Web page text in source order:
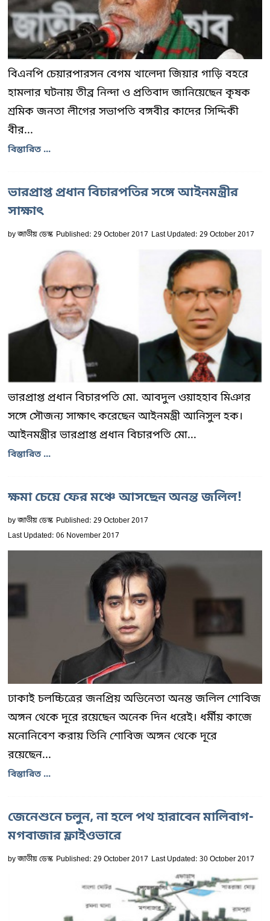
বিএনপি চেয়ারপারসন বেগম খালেদা জিয়ার গাড়ি বহরে
হামলার ঘটনায় তীব্র নিন্দা ও প্রতিবাদ জানিয়েছেন কৃষক
শ্রমিক জনতা লীগের সভাপতি বঙ্গবীর কাদের সিদ্দিকী
বীর...
বিস্তারিত ...
ভারপ্রাপ্ত প্রধান বিচারপতির সঙ্গে আইনমন্ত্রীর
সাক্ষাৎ
byজাতীয় ডেস্ক Published: 29 October 2017 Last Updated: 29 October 2017
ভারপ্রাপ্ত প্রধান বিচারপতি মো. আবদুল ওয়াহহাব মিঞার
সঙ্গে সৌজন্য সাক্ষাৎ করেছেন আইনমন্ত্রী আনিসুল হক।
আইনমন্ত্রীর ভারপ্রাপ্ত প্রধান বিচারপতি মো...
বিস্তারিত ...
ক্ষমা চেয়ে ফের মঞ্চে আসছেন অনন্ত জলিল!
byজাতীয় ডেস্ক Published: 29 October 2017
Last Updated: 06 November 2017
ঢাকাই চলচ্চিত্রের জনপ্রিয় অভিনেতা অনন্ত জলিল শোবিজ
অঙ্গন থেকে দূরে রয়েছেন অনেক দিন ধরেই। ধর্মীয় কাজে
মনোনিবেশ করায় তিনি শোবিজ অঙ্গন থেকে দূরে
রয়েছেন...
বিস্তারিত ...
জেনেশুনে চলুন, না হলে পথ হারাবেন মালিবাগ-
মগবাজার ফ্লাইওভারে
byজাতীয় ডেস্ক Published: 29 October 2017 Last Updated: 30 October 2017